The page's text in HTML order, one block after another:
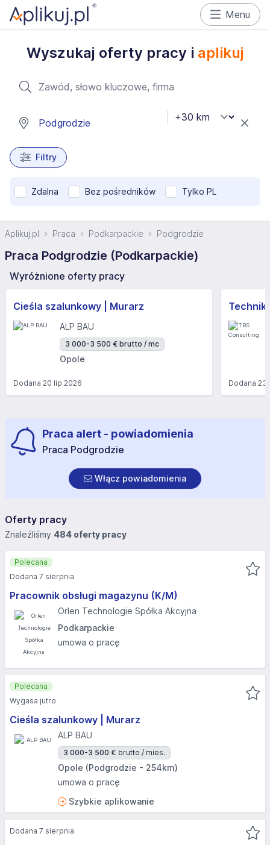
Menu
Wyszukaj oferty pracy i aplikuj
Filtry
Zdalna Bez pośredników Tylko PL
Aplikuj.pl Praca Podkarpackie Podgrodzie
Praca Podgrodzie (Podkarpackie)
Wyróżnione oferty pracy
Cieśla szalunkowy | Murarz
ALP BAU
3 000-3 500 € brutto / mc
Opole
Dodana 20 lip 2026 Dodana23
Praca alert - powiadomienia
Praca Podgrodzie
Włącz powiadomienia
Oferty pracy
Znaleźliśmy 484 oferty pracy
Pracownik obsługi magazynu (K/M)
Orlen Technologie Spółka Akcyjna
Podkarpackie
umowa o pracę
Polecana
Dodana 7 sierpnia
Cieśla szalunkowy | Murarz
ALP BAU
3 000-3 500 € brutto / mies.
Opole (Podgrodzie - 254km)
umowa o pracę
Szybkie aplikowanie
Polecana
Wygasa jutro
Dodana 7 sierpnia